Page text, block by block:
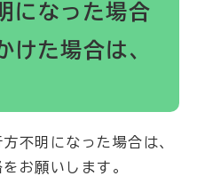
になった場合
けた場合は、
不明になった場合は、
お願いします。